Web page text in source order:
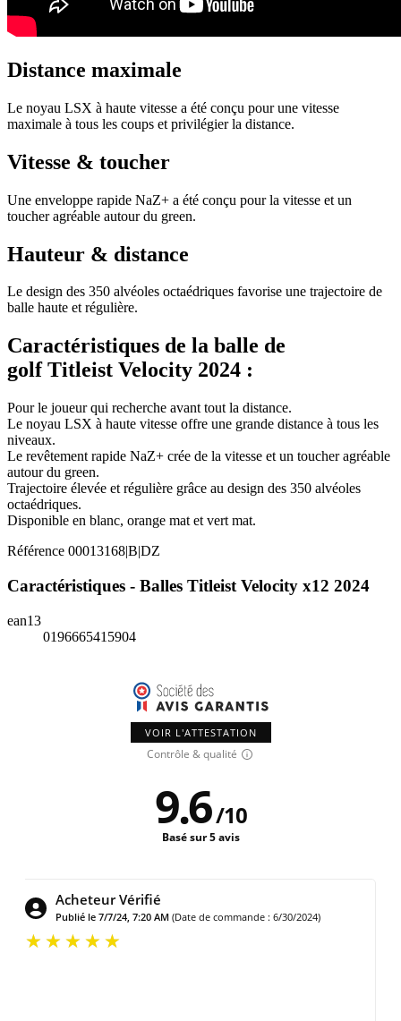
Distance maximale
Le noyau LSX à haute vitesse a été conçu pour une vitesse
maximale à tous les coups et privilégier la distance.
Vitesse & toucher
Une enveloppe rapide NaZ+ a été conçu pour la vitesse et un
toucher agréable autour du green.
Hauteur & distance
Le design des 350 alvéoles octaédriques favorise une trajectoire de
balle haute et régulière.
Caractéristiques de la balle de
golf Titleist Velocity 2024 :
Pour le joueur qui recherche avant tout la distance.
Le noyau LSX à haute vitesse offre une grande distance à tous les
niveaux.
Le revêtement rapide NaZ+ crée de la vitesse et un toucher agréable
autour du green.
Trajectoire élevée et régulière grâce au design des 350 alvéoles
octaédriques.
Disponible en blanc, orange mat et vert mat.
Référence 00013168|B|DZ
Caractéristiques - Balles Titleist Velocity x12 2024
ean13
0196665415904
VOIR L'ATTESTATION
Contrôle & qualité
9.6/10
Basé sur 5 avis
Raymond H.
Publié le 7/31/26, 6:44 PM (Date de commande : 7/17/2026)